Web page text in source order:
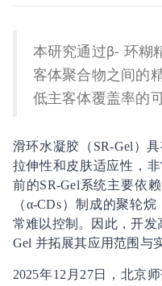
本研究通过β- 环糊
客体聚合物之间的
低主客体覆盖率的
滑环水凝胶（SR-Gel）
拉伸性和皮肤适应性，
前的SR-Gel系统主要依
（α-CDs）制成的聚轮
常难以控制。因此，开发
Gel 并拓展其应用范围与
2025年12月27日，北京